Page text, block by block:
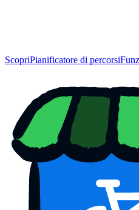
ScopriPianificatore di percorsi